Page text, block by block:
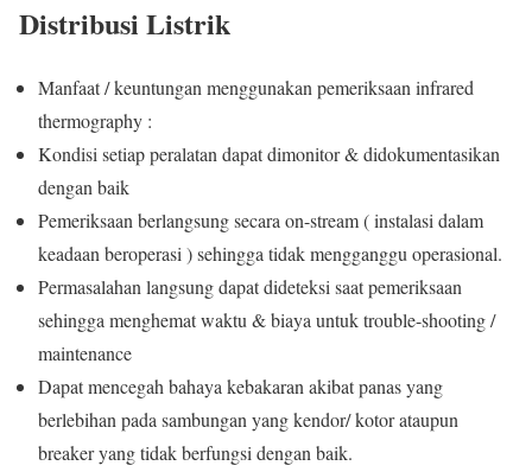
Distribusi Listrik
Manfaat / keuntungan menggunakan pemeriksaan infrared
thermography :
Kondisi setiap peralatan dapat dimonitor & didokumentasikan
dengan baik
Pemeriksaan berlangsung secara on-stream ( instalasi dalam
keadaan beroperasi ) sehingga tidak mengganggu operasional.
Permasalahan langsung dapat dideteksi saat pemeriksaan
sehingga menghemat waktu & biaya untuk trouble-shooting /
maintenance
Dapat mencegah bahaya kebakaran akibat panas yang
berlebihan pada sambungan yang kendor/ kotor ataupun
breaker yang tidak berfungsi dengan baik.